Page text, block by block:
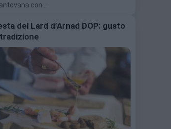
con…
del Lard d’Arnad DOP: gusto